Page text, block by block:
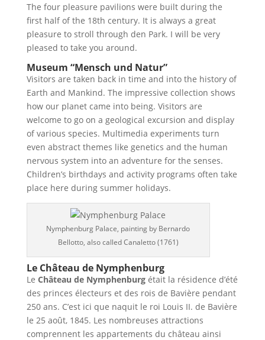
The four pleasure pavilions were built during the
first half of the 18th century. It is always a great
pleasure to stroll through den Park. I will be very
pleased to take you around.
Museum “Mensch und Natur”
Visitors are taken back in time and into the history of
Earth and Mankind. The impressive collection shows
how our planet came into being. Visitors are
welcome to go on a geological excursion and display
of various species. Multimedia experiments turn
even abstract themes like genetics and the human
nervous system into an adventure for the senses.
Children’s birthdays and activity programs often take
place here during summer holidays.
Nymphenburg Palace, painting by Bernardo
Bellotto, also called Canaletto (1761)
Le Château de Nymphenburg
Le Château de Nymphenburgétait la résidence d’été
des princes électeurs et des rois de Bavière pendant
250 ans. C’est ici que naquit le roi Louis II. de Bavière
le 25 août, 1845. Les nombreuses attractions
comprennent les appartements du château ainsi